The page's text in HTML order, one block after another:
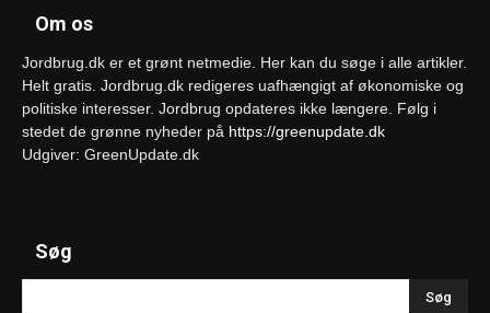
Om os
Jordbrug.dk er et grønt netmedie. Her kan du søge i alle artikler.
Helt gratis. Jordbrug.dk redigeres uafhængigt af økonomiske og
politiske interesser. Jordbrug opdateres ikke længere. Følg i
stedet de grønne nyheder på https://greenupdate.dk
Udgiver: GreenUpdate.dk
Søg